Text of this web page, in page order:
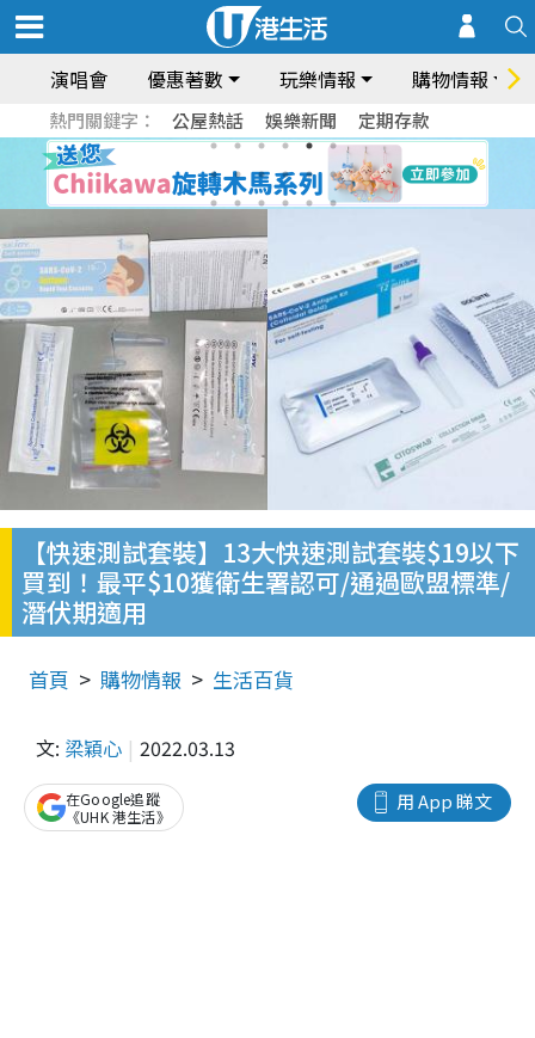
演唱會 優惠著數 玩樂情報 購物情報
熱門關鍵字： 公屋熱話 娛樂新聞 定期存款
【快速測試套裝】13大快速測試套裝$19以下
買到！最平$10獲衛生署認可/通過歐盟標準/
潛伏期適用
首頁 購物情報 生活百貨
文: 梁穎心 2022.03.13
用 App 睇文
在Google追蹤
《UHK 港生活》